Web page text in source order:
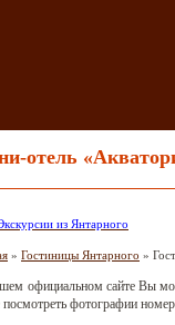
отель
из Янтарного
» Гостиницы Янтарного »
официальном сайте Вы
посмотреть фотографии